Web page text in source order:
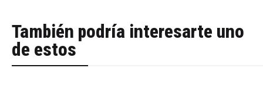
También podría interesarte uno
de estos